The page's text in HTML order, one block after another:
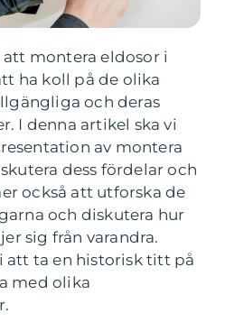
montera eldosor i
ha koll på de olika
och deras
I denna artikel ska vi
av montera
dess fördelar och
också att utforska de
och diskutera hur
sig från varandra.
att ta en historisk titt på
med olika